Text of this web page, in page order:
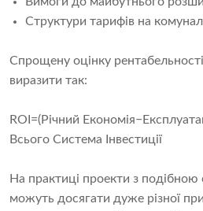
Структури тарифів на
Спрощену оцінку
виразити так:
ROI=(Річний
Всього Система Інвестиції
На практиці проекти з подібною
можуть досягати дуже різної